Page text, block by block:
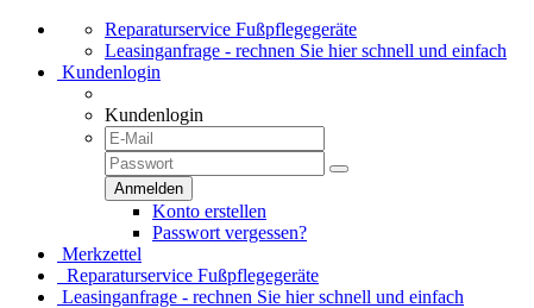
Reparaturservice Fußpflegegeräte
Leasinganfrage - rechnen Sie hier schnell und einfach
Kundenlogin
Kundenlogin
Konto erstellen
Passwort vergessen?
Merkzettel
Reparaturservice Fußpflegegeräte
Leasinganfrage - rechnen Sie hier schnell und einfach